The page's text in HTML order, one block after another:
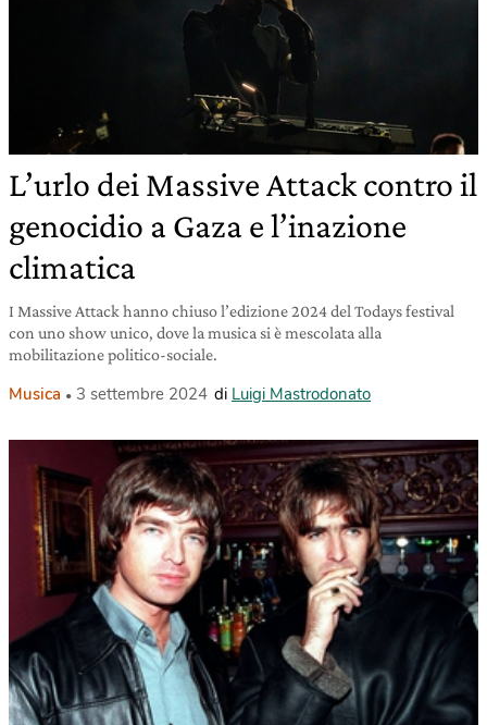
L’urlo dei Massive Attack contro il
genocidio a Gaza e l’inazione
climatica
I Massive Attack hanno chiuso l’edizione 2024 del Todays festival
con uno show unico, dove la musica si è mescolata alla
mobilitazione politico-sociale.
Musica 3 settembre 2024 di Luigi Mastrodonato